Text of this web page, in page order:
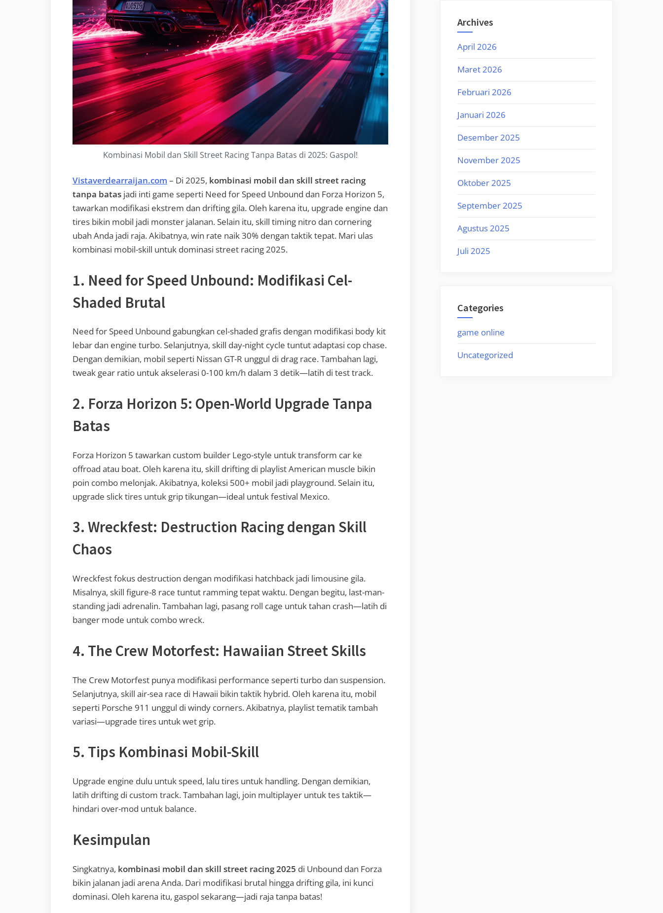
Kombinasi Mobil dan Skill Street Racing Tanpa Batas di 2025: Gaspol!
Vistaverdearraijan.com – Di 2025, kombinasi mobil dan skill street racing
tanpa batas jadi inti game seperti Need for Speed Unbound dan Forza Horizon 5,
tawarkan modifikasi ekstrem dan drifting gila. Oleh karena itu, upgrade engine dan
tires bikin mobil jadi monster jalanan. Selain itu, skill timing nitro dan cornering
ubah Anda jadi raja. Akibatnya, win rate naik 30% dengan taktik tepat. Mari ulas
kombinasi mobil-skill untuk dominasi street racing 2025.
1. Need for Speed Unbound: Modifikasi Cel-
Shaded Brutal
Need for Speed Unbound gabungkan cel-shaded grafis dengan modifikasi body kit
lebar dan engine turbo. Selanjutnya, skill day-night cycle tuntut adaptasi cop chase.
Dengan demikian, mobil seperti Nissan GT-R unggul di drag race. Tambahan lagi,
tweak gear ratio untuk akselerasi 0-100 km/h dalam 3 detik—latih di test track.
2. Forza Horizon 5: Open-World Upgrade Tanpa
Batas
Forza Horizon 5 tawarkan custom builder Lego-style untuk transform car ke
offroad atau boat. Oleh karena itu, skill drifting di playlist American muscle bikin
poin combo melonjak. Akibatnya, koleksi 500+ mobil jadi playground. Selain itu,
upgrade slick tires untuk grip tikungan—ideal untuk festival Mexico.
3. Wreckfest: Destruction Racing dengan Skill
Chaos
Wreckfest fokus destruction dengan modifikasi hatchback jadi limousine gila.
Misalnya, skill figure-8 race tuntut ramming tepat waktu. Dengan begitu, last-man-
standing jadi adrenalin. Tambahan lagi, pasang roll cage untuk tahan crash—latih di
banger mode untuk combo wreck.
4. The Crew Motorfest: Hawaiian Street Skills
The Crew Motorfest punya modifikasi performance seperti turbo dan suspension.
Selanjutnya, skill air-sea race di Hawaii bikin taktik hybrid. Oleh karena itu, mobil
seperti Porsche 911 unggul di windy corners. Akibatnya, playlist tematik tambah
variasi—upgrade tires untuk wet grip.
5. Tips Kombinasi Mobil-Skill
Upgrade engine dulu untuk speed, lalu tires untuk handling. Dengan demikian,
latih drifting di custom track. Tambahan lagi, join multiplayer untuk tes taktik—
hindari over-mod untuk balance.
Kesimpulan
Singkatnya, kombinasi mobil dan skill street racing 2025 di Unbound dan Forza
bikin jalanan jadi arena Anda. Dari modifikasi brutal hingga drifting gila, ini kunci
dominasi. Oleh karena itu, gaspol sekarang—jadi raja tanpa batas!
Archives
April 2026
Maret 2026
Februari 2026
Januari 2026
Desember 2025
November 2025
Oktober 2025
September 2025
Agustus 2025
Juli 2025
Categories
game online
Uncategorized